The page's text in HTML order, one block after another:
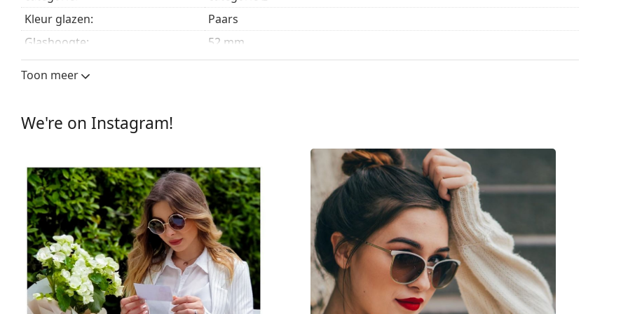
Kleur glazen:
Paars
Glashoogte:
52 mm
Glasbreedte:
50 mm
montuur
Montuur kleur:
Zilver
Montuur materiaal:
Metaal
Maat:
M
Breedte:
130 mm
Lengte:
135 mm
Breedte brug:
19 mm
Toon meer
We're on Instagram!